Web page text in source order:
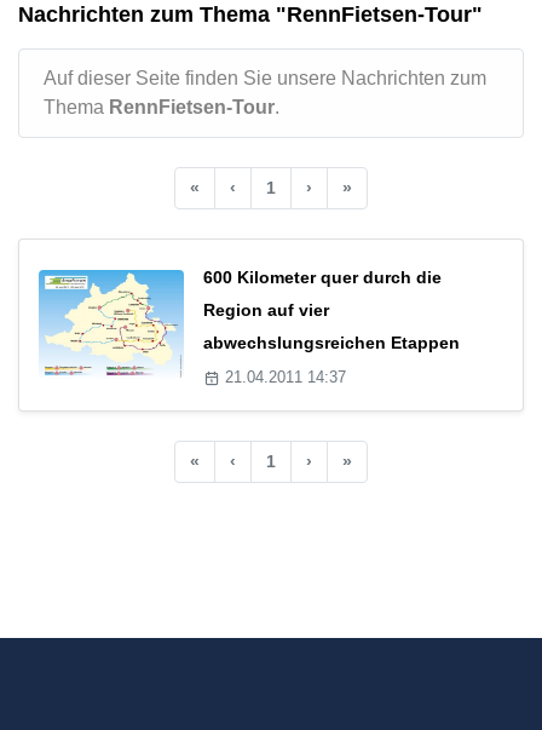
Nachrichten zum Thema "RennFietsen-Tour"
Auf dieser Seite finden Sie unsere Nachrichten zum
Thema RennFietsen-Tour.
« ‹ 1 › »
600 Kilometer quer durch die
Region auf vier
abwechslungsreichen Etappen
21.04.2011 14:37
« ‹ 1 › »